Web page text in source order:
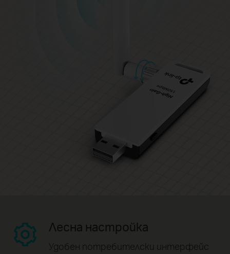
Лесна настройка
Удобен потребителски интерфейс